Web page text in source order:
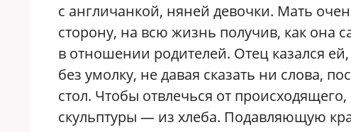
с англичанкой, няней девочки. Мать
сторону, на всю жизнь получив, как она
в отношении родителей. Отец казался
без умолку, не давая сказать ни слова,
стол. Чтобы отвлечься от
скульптуры — из хлеба. Подавляющую